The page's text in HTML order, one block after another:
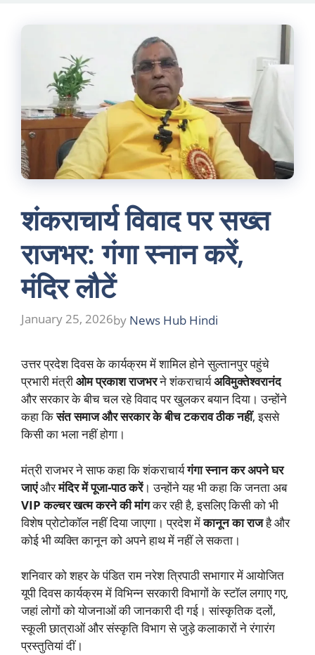
शंकराचार्य विवाद पर सख्त
राजभर: गंगा स्नान करें,
मंदिर लौटें
January 25, 2026by News Hub Hindi
उत्तर प्रदेश दिवस के कार्यक्रम में शामिल होने सुल्तानपुर पहुंचे
प्रभारी मंत्रीओम प्रकाश राजभरने शंकराचार्यअविमुक्तेश्वरानंद
और सरकार के बीच चल रहे विवाद पर खुलकर बयान दिया। उन्होंने
कहा किसंत समाज और सरकार के बीच टकराव ठीक नहीं, इससे
किसी का भला नहीं होगा।
मंत्री राजभर ने साफ कहा कि शंकराचार्यगंगा स्नान कर अपने घर
जाएंऔरमंदिर में पूजा-पाठ करें। उन्होंने यह भी कहा कि जनता अब
VIP कल्चर खत्म करने की मांगकर रही है, इसलिए किसी को भी
विशेष प्रोटोकॉल नहीं दिया जाएगा। प्रदेश मेंकानून का राजहै और
कोई भी व्यक्ति कानून को अपने हाथ में नहीं ले सकता।
शनिवार को शहर के पंडित राम नरेश त्रिपाठी सभागार में आयोजित
यूपी दिवस कार्यक्रम में विभिन्न सरकारी विभागों के स्टॉल लगाए गए,
जहां लोगों को योजनाओं की जानकारी दी गई। सांस्कृतिक दलों,
स्कूली छात्राओं और संस्कृति विभाग से जुड़े कलाकारों ने रंगारंग
प्रस्तुतियां दीं।